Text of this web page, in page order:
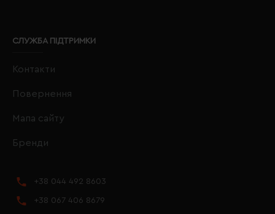
СЛУЖБА ПІДТРИМКИ
Контакти
Повернення
Мапа сайту
Бренди
+38 044 492 8603
+38 067 406 8679